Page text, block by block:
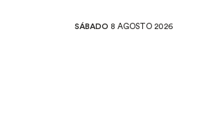
SÁBADO 8 AGOSTO 2026